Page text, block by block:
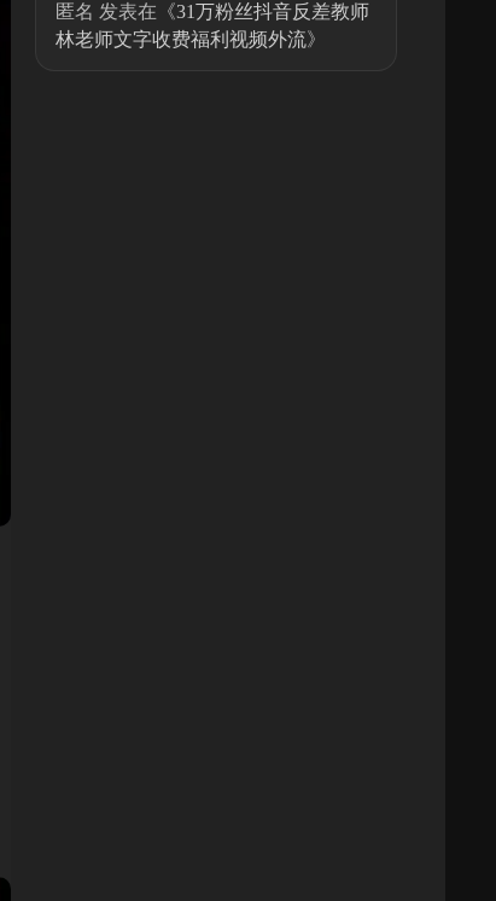
匿名 发表在《31万粉丝抖音反差教师
林老师文字收费福利视频外流》